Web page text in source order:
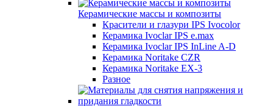
Керамические массы и композиты
Красители и глазури IPS Ivocolor
Керамика Ivoclar IPS e.max
Керамика Ivoclar IPS InLine A-D
Керамика Noritake CZR
Керамика Noritake EX-3
Разное